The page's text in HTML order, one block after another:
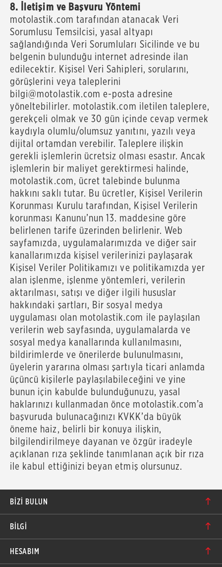
8. İletişim ve Başvuru Yöntemi
motolastik.com tarafından atanacak Veri
Sorumlusu Temsilcisi, yasal altyapı
sağlandığında Veri Sorumluları Sicilinde ve bu
belgenin bulunduğu internet adresinde ilan
edilecektir. Kişisel Veri Sahipleri, sorularını,
görüşlerini veya taleplerini
bilgi@motolastik.com e-posta adresine
yöneltebilirler. motolastik.com iletilen taleplere,
gerekçeli olmak ve 30 gün içinde cevap vermek
kaydıyla olumlu/olumsuz yanıtını, yazılı veya
dijital ortamdan verebilir. Taleplere ilişkin
gerekli işlemlerin ücretsiz olması esastır. Ancak
işlemlerin bir maliyet gerektirmesi halinde,
motolastik.com, ücret talebinde bulunma
hakkını saklı tutar. Bu ücretler, Kişisel Verilerin
Korunması Kurulu tarafından, Kişisel Verilerin
korunması Kanunu’nun 13. maddesine göre
belirlenen tarife üzerinden belirlenir. Web
sayfamızda, uygulamalarımızda ve diğer sair
kanallarımızda kişisel verilerinizi paylaşarak
Kişisel Veriler Politikamızı ve politikamızda yer
alan işlenme, işlenme yöntemleri, verilerin
aktarılması, satışı ve diğer ilgili hususlar
hakkındaki şartları, Bir sosyal medya
uygulaması olan motolastik.com ile paylaşılan
verilerin web sayfasında, uygulamalarda ve
sosyal medya kanallarında kullanılmasını,
bildirimlerde ve önerilerde bulunulmasını,
üyelerin yararına olması şartıyla ticari anlamda
üçüncü kişilerle paylaşılabileceğini ve yine
bunun için kabulde bulunduğunuzu, yasal
haklarınızı kullanmadan önce motolastik.com’a
başvuruda bulunacağınızı KVKK’da büyük
öneme haiz, belirli bir konuya ilişkin,
bilgilendirilmeye dayanan ve özgür iradeyle
açıklanan rıza şeklinde tanımlanan açık bir rıza
ile kabul ettiğinizi beyan etmiş olursunuz.
BIZI BULUN
bilgi@motolastik.com
BİLGİ
HESABIM